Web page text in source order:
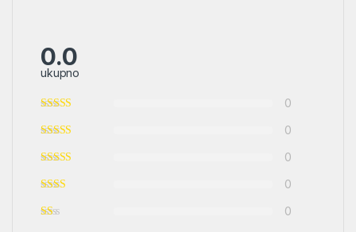
0.0
ukupno
0
0
0
0
0